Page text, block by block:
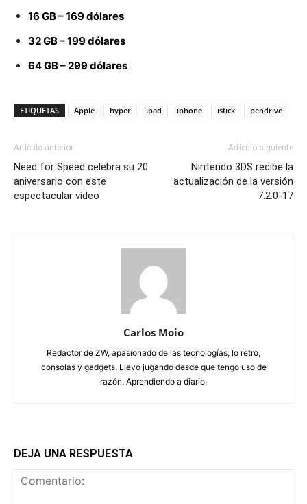
16 GB – 169 dólares
32 GB – 199 dólares
64 GB – 299 dólares
ETIQUETAS Apple hyper ipad iphone istick pendrive
Artículo anterior
Need for Speed celebra su 20
aniversario con este
espectacular vídeo
Artículo siguiente
Nintendo 3DS recibe la
actualización de la versión
7.2.0-17
Carlos Moio
Redactor de ZW, apasionado de las tecnologías, lo retro,
consolas y gadgets. Llevo jugando desde que tengo uso de
razón. Aprendiendo a diario.
DEJA UNA RESPUESTA